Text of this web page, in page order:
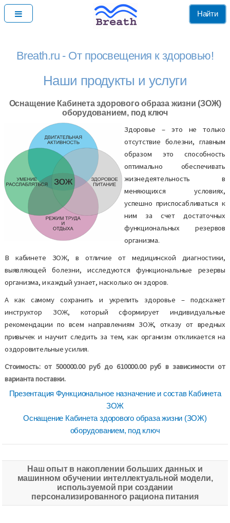
Найти
Breath.ru - От просвещения к здоровью!
Наши продукты и услуги
Оснащение Кабинета здорового образа жизни (ЗОЖ)
оборудованием, под ключ
Здоровье – это не только
отсутствие болезни, главным
образом это способность
оптимально обеспечивать
жизнедеятельность в
меняющихся условиях,
успешно приспосабливаться к
ним за счет достаточных
функциональных резервов
организма.
В кабинете ЗОЖ, в отличие от медицинской диагностики,
выявляющей болезни, исследуются функциональные резервы
организма, и каждый узнает, насколько он здоров.
А как самому сохранить и укрепить здоровье – подскажет
инструктор ЗОЖ, который сформирует индивидуальные
рекомендации по всем направлениям ЗОЖ, отказу от вредных
привычек и научит следить за тем, как организм откликается на
оздоровительные усилия.
Стоимость: от 500000.00 руб до 610000.00 руб в зависимости от
варианта поставки.
Презентация Функциональное назначение и состав Кабинета
ЗОЖ
Оснащение Кабинета здорового образа жизни (ЗОЖ)
оборудованием, под ключ
Наш опыт в накоплении больших данных и
машинном обучении интеллектуальной модели,
используемой при создании
персонализированного рациона питания